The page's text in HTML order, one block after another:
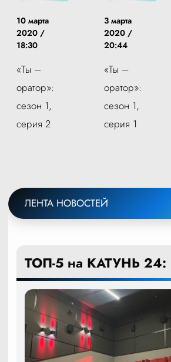
10 марта
2020 /
18:30
«Ты –
оратор»:
сезон 1,
серия 2
3 марта
2020 /
20:44
«Ты –
оратор»:
сезон 1,
серия 1
ЛЕНТА НОВОСТЕЙ
ТОП-5 на КАТУНЬ 24: